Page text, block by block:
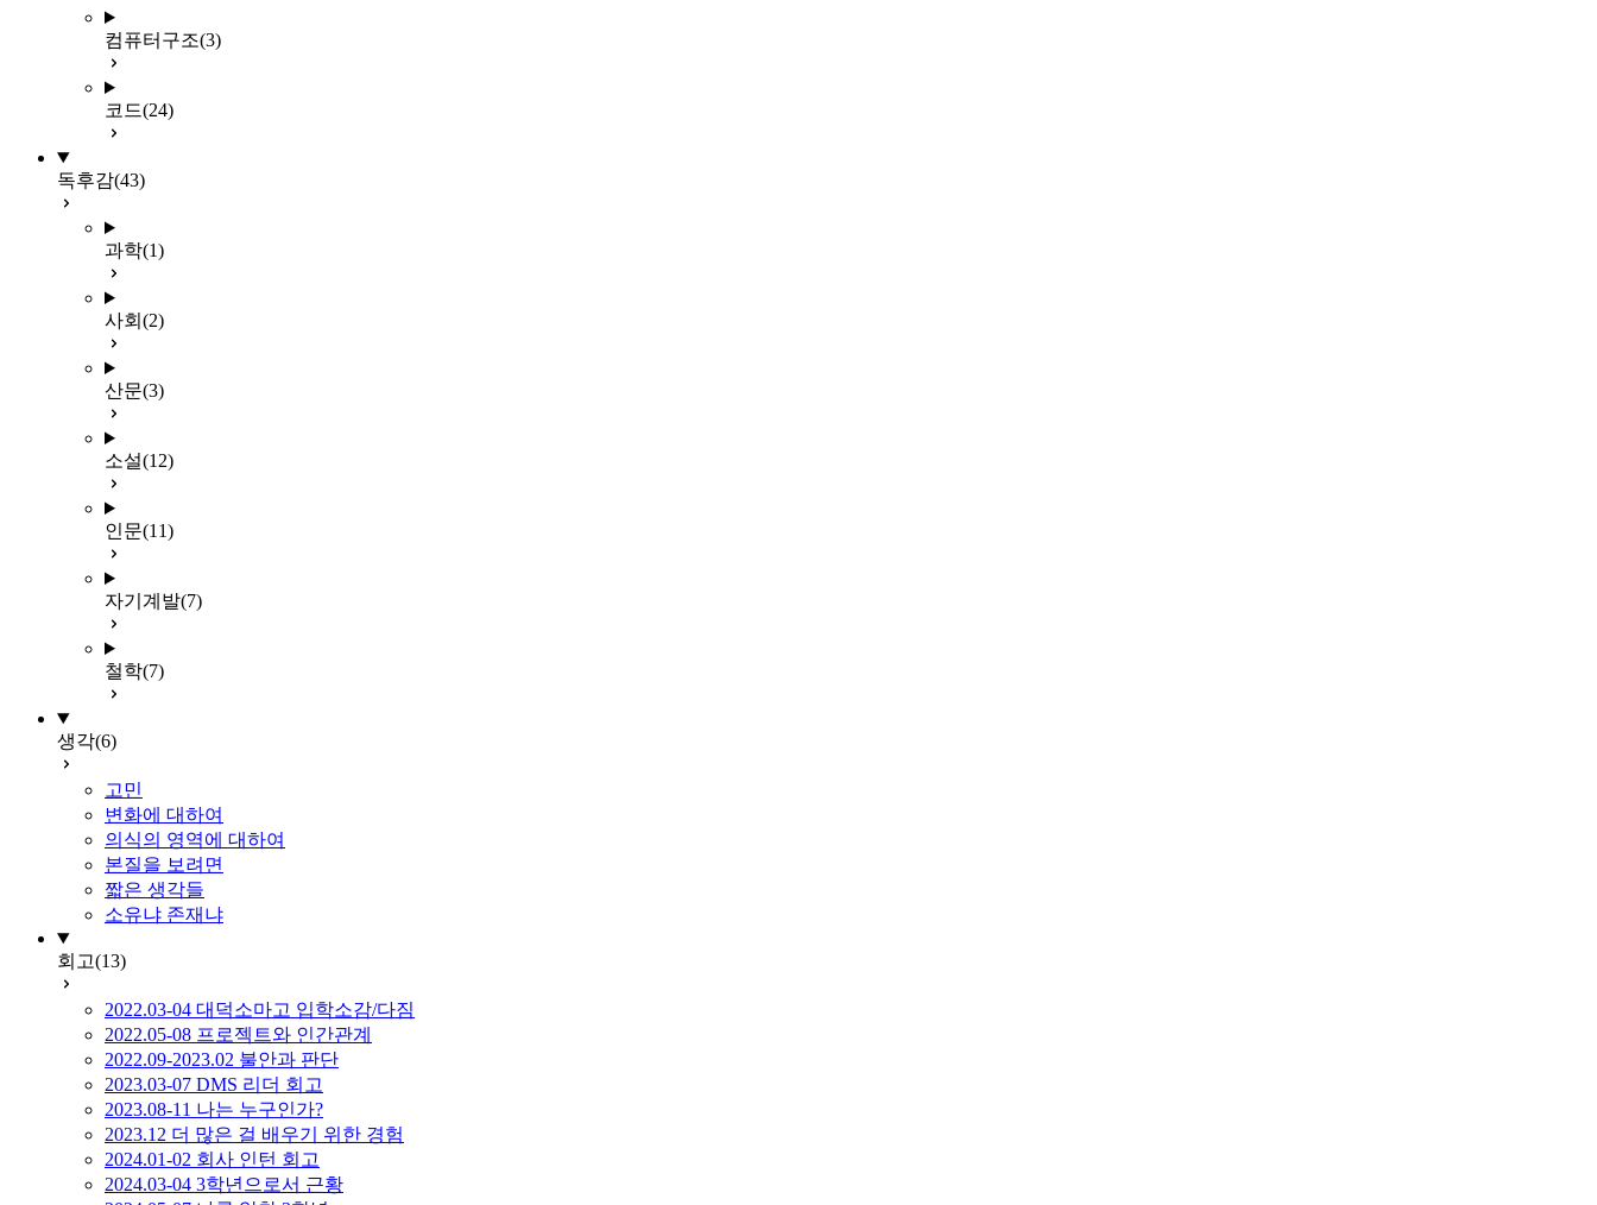
컴퓨터구조(3)
코드(24)
독후감(43)
과학(1)
사회 (2)
산문(3)
소설(12)
인문(11)
자기계발(7)
철학(7)
생각(6)
고민
변화에 대하여
의식의 영역에 대하여
본질을 보려면
짧은 생각들
소유냐 존재냐
회고(13)
2022.03-04 대덕소마고 입학소감/다짐
2022.05-08 프로젝트와 인간관계
2022.09-2023.02 불안과 판단
2023.03-07 DMS 리더 회고
2023.08-11 나는 누구인가?
2023.12 더 많은 걸 배우기 위한 경험
2024.01-02 회사 인턴 회고
2024.03-04 3학년으로서 근황